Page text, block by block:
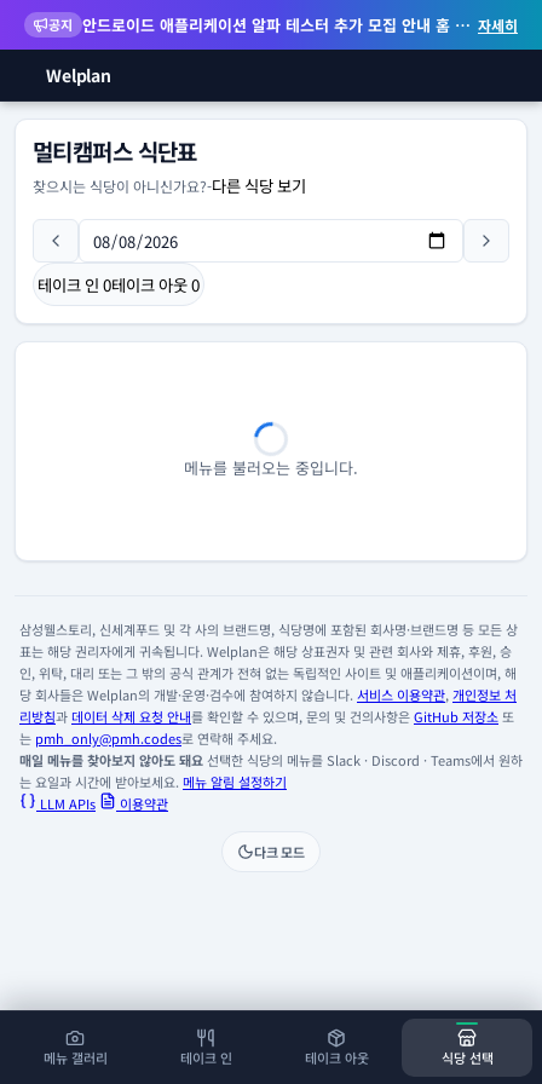
공지 안드로이드 애플리케이션 알파 테스터 추가 모집 안내 홈 화면 위젯 등 지원 자세히
Welplan
메뉴 갤러리 테이크 인 테이크 아웃 식당 선택
멀티캠퍼스 식단표
찾으시는 식당이 아니신가요?-다른 식당 보기
테이크 인 0테이크 아웃0
메뉴를 불러오는 중입니다.
삼성웰스토리, 신세계푸드 및 각 사의 브랜드명, 식당명에 포함된 회사명·브랜드명 등 모든 상
표는 해당 권리자에게 귀속됩니다. Welplan은 해당 상표권자 및 관련 회사와 제휴, 후원, 승
인, 위탁, 대리 또는 그 밖의 공식 관계가 전혀 없는 독립적인 사이트 및 애플리케이션이며, 해
당 회사들은 Welplan의 개발·운영·검수에 참여하지 않습니다. 서비스 이용약관, 개인정보 처
리방침과데이터 삭제 요청 안내를 확인할 수 있으며, 문의 및 건의사항은GitHub 저장소 또
는 pmh_only@pmh.codes로 연락해 주세요.
매일 메뉴를 찾아보지 않아도 돼요선택한 식당의 메뉴를 Slack · Discord · Teams에서 원하
는 요일과 시간에 받아보세요. 메뉴 알림 설정하기
LLM APIs
이용약관
다크 모드